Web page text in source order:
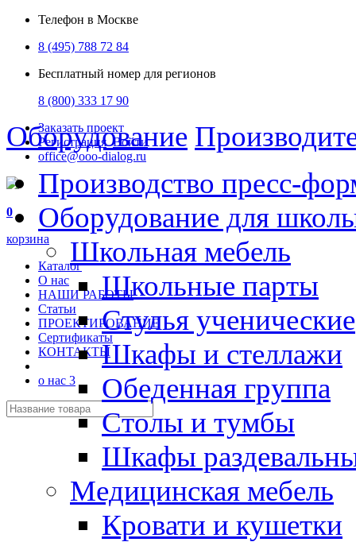
Телефон в Москве
8 (495) 788 72 84
Бесплатный номер для регионов
8 (800) 333 17 90
Заказать проект
Регистрация Войти
office@ooo-dialog.ru
0
корзина
Каталог
О нас
НАШИ РАБОТЫ
Статьи
ПРОЕКТИРОВАНИЕ
Сертификаты
КОНТАКТЫ
о нас 3
Оборудование
Производство пресс-
Оборудование для
Школьная мебель
Школьные парты
Стулья ученические
Шкафы и стеллажи
Обеденная группа
Столы и тумбы
Шкафы
Медицинская мебель
Кровати и кушетки